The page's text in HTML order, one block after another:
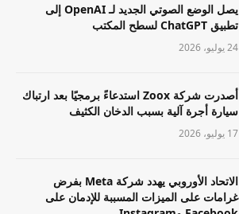
يصل الوضع الصوتي الجديد لـ OpenAI إلى
تطبيق ChatGPT لسطح المكتب
24 يوليو، 2026
أصدرت شركة Zoox استدعاءً برمجيًا بعد ارتباك
سيارة أجرة آلية بسبب الدخان الكثيف
17 يوليو، 2026
الاتحاد الأوروبي يهدد شركة Meta بفرض
غرامات على الميزات المسببة للإدمان على